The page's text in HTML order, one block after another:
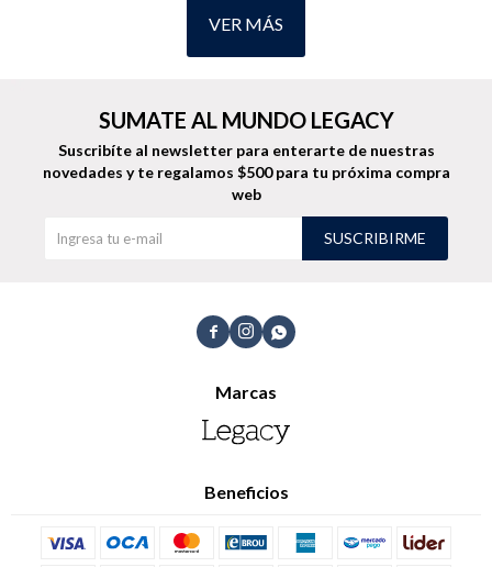
VER MÁS
  
Marcas
Beneficios
SUMATE AL MUNDO LEGACY
Suscribíte al newsletter para enterarte de nuestras
novedades y te regalamos $500 para tu próxima compra
web
SUSCRIBIRME